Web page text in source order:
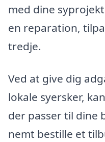
med dine
en reparation,
tredje.
Ved at give dig
lokale syersker,
der passer til dine
nemt bestille et